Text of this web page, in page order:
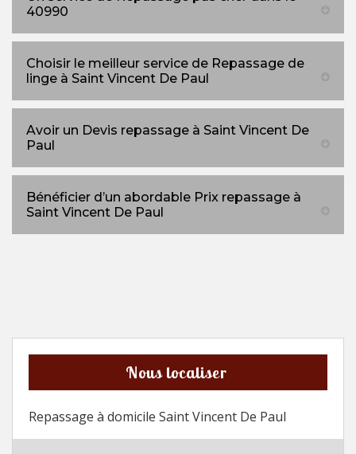
40990
Choisir le meilleur service de Repassage de
linge à Saint Vincent De Paul
Avoir un Devis repassage à Saint Vincent De
Paul
Bénéficier d’un abordable Prix repassage à
Saint Vincent De Paul
Nous localiser
Repassage à domicile Saint Vincent De Paul